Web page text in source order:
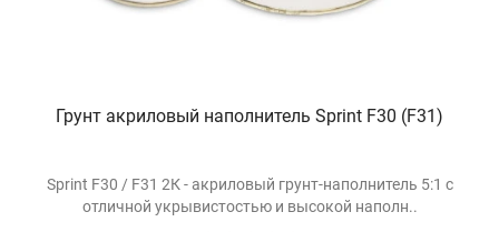
Грунт акриловый наполнитель Sprint F30 (F31)
Sprint F30 / F31 2К - акриловый грунт-наполнитель 5:1 с
отличной укрывистостью и высокой наполн..